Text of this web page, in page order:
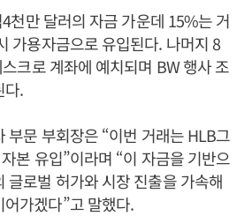
천만 달러의 자금 가운데 15%는 거
가용자금으로 유입된다. 나머지 8
크로 계좌에 예치되며 BW 행사 조
다.
부문 부회장은 “이번 거래는 HLB그
본 유입”이라며 “이 자금을 기반으
글로벌 허가와 시장 진출을 가속해
가겠다”고 말했다.